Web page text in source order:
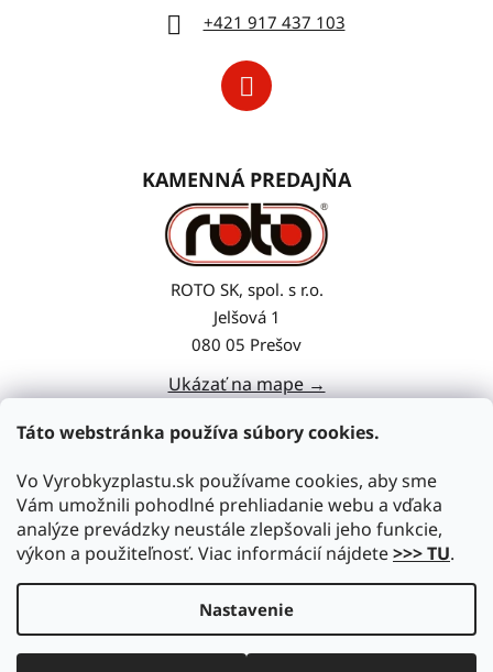
Táto webstránka používa súbory cookies.
Vo Vyrobkyzplastu.sk používame cookies, aby sme
Vám umožnili pohodlné prehliadanie webu a vďaka
analýze prevádzky neustále zlepšovali jeho funkcie,
výkon a použiteľnosť. Viac informácií nájdete>>> TU.
Nastavenie
+421 917 437 103
KAMENNÁ PREDAJŇA
ROTO SK, spol. s r.o.
Jelšová 1
080 05 Prešov
Ukázať na mape →